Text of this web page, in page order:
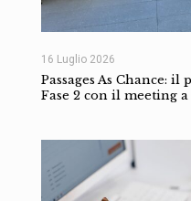
16 Luglio 2026
Passages As Chance:
Fase 2 con il meeting